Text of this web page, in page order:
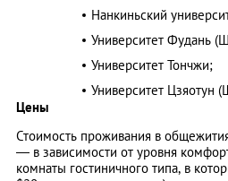
Нанкиньский
Университет Фудань
Университет Тончжи;
Университет Цзяотун
Цены
Стоимость проживания в
— в зависимости от уровня
комнаты гостиничного типа, в